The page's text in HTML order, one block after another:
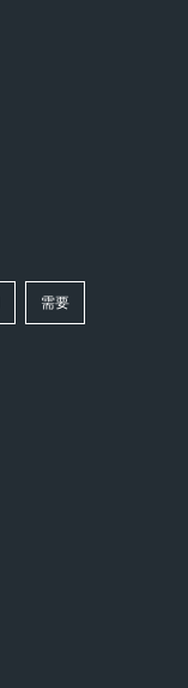
需要